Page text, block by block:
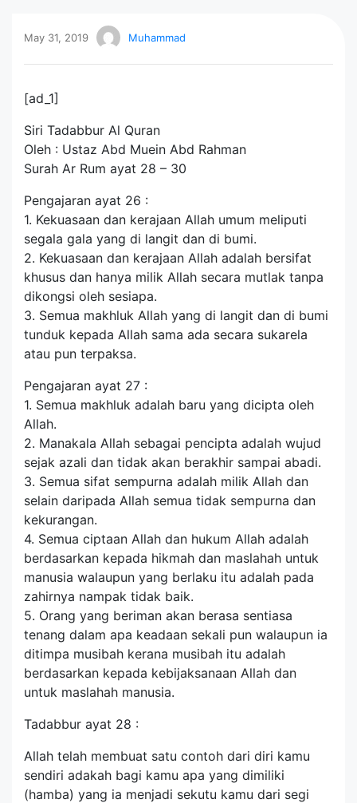
May 31, 2019 Muhammad
[ad_1]
Siri Tadabbur Al Quran
Oleh : Ustaz Abd Muein Abd Rahman
Surah Ar Rum ayat 28 – 30
Pengajaran ayat 26 :
1. Kekuasaan dan kerajaan Allah umum meliputi
segala gala yang di langit dan di bumi.
2. Kekuasaan dan kerajaan Allah adalah bersifat
khusus dan hanya milik Allah secara mutlak tanpa
dikongsi oleh sesiapa.
3. Semua makhluk Allah yang di langit dan di bumi
tunduk kepada Allah sama ada secara sukarela
atau pun terpaksa.
Pengajaran ayat 27 :
1. Semua makhluk adalah baru yang dicipta oleh
Allah.
2. Manakala Allah sebagai pencipta adalah wujud
sejak azali dan tidak akan berakhir sampai abadi.
3. Semua sifat sempurna adalah milik Allah dan
selain daripada Allah semua tidak sempurna dan
kekurangan.
4. Semua ciptaan Allah dan hukum Allah adalah
berdasarkan kepada hikmah dan maslahah untuk
manusia walaupun yang berlaku itu adalah pada
zahirnya nampak tidak baik.
5. Orang yang beriman akan berasa sentiasa
tenang dalam apa keadaan sekali pun walaupun ia
ditimpa musibah kerana musibah itu adalah
berdasarkan kepada kebijaksanaan Allah dan
untuk maslahah manusia.
Tadabbur ayat 28 :
Allah telah membuat satu contoh dari diri kamu
sendiri adakah bagi kamu apa yang dimiliki
(hamba) yang ia menjadi sekutu kamu dari segi